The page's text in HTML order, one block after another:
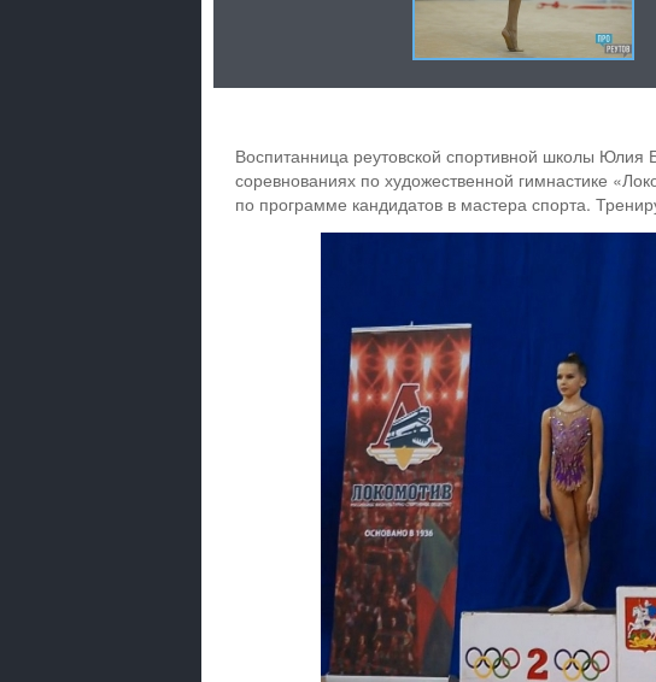
Воспитанница реутовской спортивной школы Юлия
соревнованиях по художественной гимнастике
по программе кандидатов в мастера спорта.